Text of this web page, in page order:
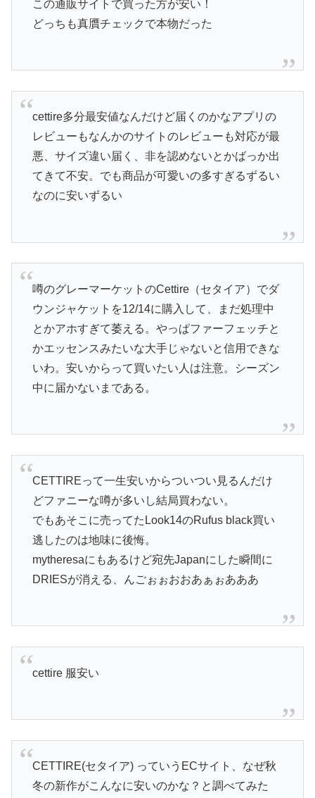
この通販サイトで買った方が安い！
どっちも真贋チェックで本物だった
cettire多分最安値なんだけど届くのかなアプリの
レビューもなんかのサイトのレビューも対応が最
悪、サイズ違い届く、非を認めないとかばっか出
てきて不安。でも商品が可愛いの多すぎるずるい
なのに安いずるい
噂のグレーマーケットのCettire（セタイア）でダ
ウンジャケットを12/14に購入して、まだ処理中
とかアホすぎて萎える。やっぱファーフェッチと
かエッセンスみたいな大手じゃないと信用できな
いわ。安いからって買いたい人は注意。シーズン
中に届かないまである。
CETTIREって一生安いからついつい見るんだけ
どファニーな噂が多いし結局買わない。
でもあそこに売ってたLook14のRufus black買い
逃したのは地味に後悔。
mytheresaにもあるけど宛先Japanにした瞬間に
DRIESが消える、んごぉぉおおあぁぉあああ
cettire 服安い
CETTIRE(セタイア) っていうECサイト、なぜ秋
冬の新作がこんなに安いのかな？と調べてみた